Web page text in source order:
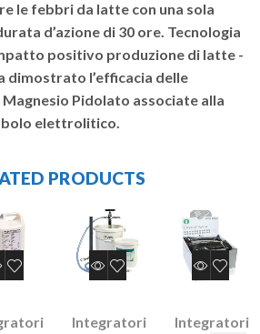
le febbri da latte con una sola
d’azione di 30 ore. Tecnologia
positivo produzione di latte -
dimostrato l’efficacia delle
Pidolato associate alla
bolo elettrolitico.
PRODUCTS
Integratori Integratori